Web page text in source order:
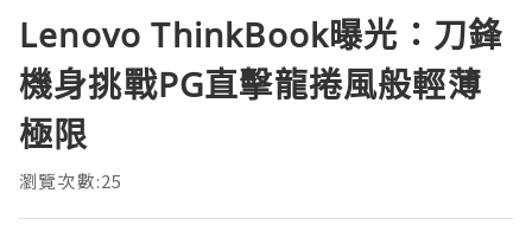
Lenovo ThinkBook曝光：刀鋒
機身挑戰PG直擊龍捲風般輕薄
極限
瀏覽次數:25